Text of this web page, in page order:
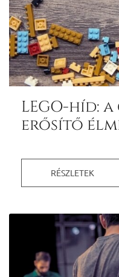
LEGO-híd:
erősítő
RÉSZLETEK